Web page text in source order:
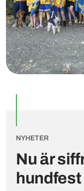
Nu är
NYHETER